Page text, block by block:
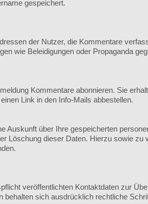
gespeichert.
der Nutzer, die Kommentare
wie Beleidigungen oder Propaganda
Kommentare abonnieren. Sie
Link in den Info-Mails abbestellen.
Auskunft über Ihre gespeicherten
Löschung dieser Daten. Hierzu sowie
veröffentlichten Kontaktdaten zur
behalten sich ausdrücklich rechtliche